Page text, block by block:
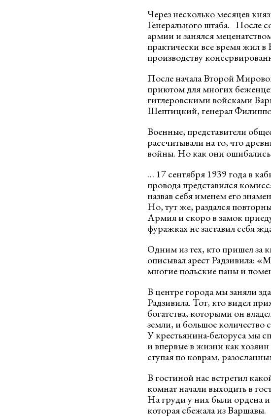
Через несколько месяцев
Генерального штаба. После
армии и занялся
практически все время жил
производству
После начала Второй
приютом для многих
гитлеровскими войсками
Шептицкий, генерал
Военные, представители
рассчитывали на то, что
войны. Но как они
… 17 сентября 1939 года в
провода представился
назвав себя именем его
Но, тут же, раздался
Армия и скоро в замок
фуражках не заставил себя
Одним из тех, кто пришел за
описывал арест Радзивила:
многие польские паны и
В центре города мы заняли
Радзивила. Тот, кто видел
богатства, которыми он
земли, и большое количество
У крестьянина-белоруса мы
и впервые в жизни как
ступая по коврам,
В гостиной нас встретил
комнат начали выходить в
На груди у них были ордена
которая сбежала из Варшавы.